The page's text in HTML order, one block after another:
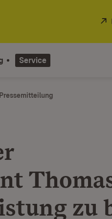
Service
Pressemitteilung
zu